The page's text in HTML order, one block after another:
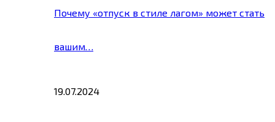
Почему «отпуск в стиле лагом» может стать
вашим…
19.07.2024